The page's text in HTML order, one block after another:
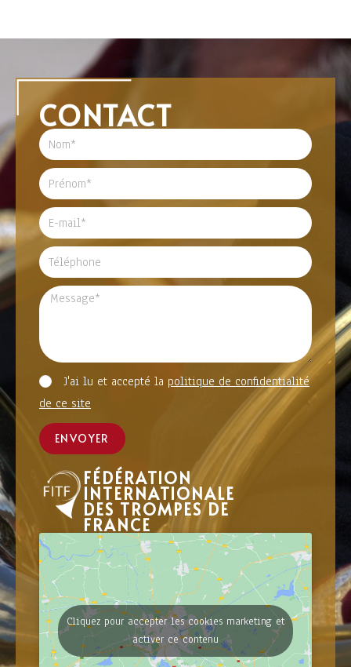
CONTACT
J'ai lu et accepté la politique de confidentialité
de ce site
ENVOYER
FÉDÉRATION
INTERNATIONALE
DES TROMPES DE
FRANCE
Cliquez pour accepter les cookies marketing et
activer ce contenu